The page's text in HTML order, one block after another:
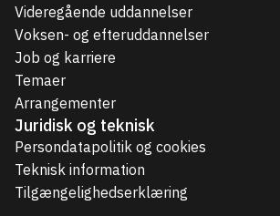
Videregående uddannelser
Voksen- og efteruddannelser
Job og karriere
Temaer
Arrangementer
Juridisk og teknisk
Persondatapolitik og cookies
Teknisk information
Tilgængelighedserklæring